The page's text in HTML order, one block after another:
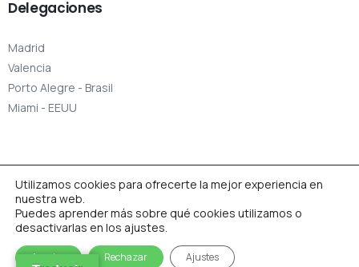
Delegaciones
Madrid
Valencia
Porto Alegre - Brasil
Miami - EEUU
Utilizamos cookies para ofrecerte la mejor experiencia en
nuestra web.
Puedes aprender más sobre qué cookies utilizamos o
desactivarlas en los ajustes.
Aceptar Rechazar Ajustes